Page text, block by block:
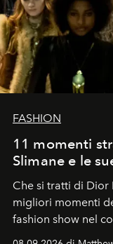
FASHION
11 momenti
Slimane e le
Che si tratti di Dior
migliori momenti
fashion show nel